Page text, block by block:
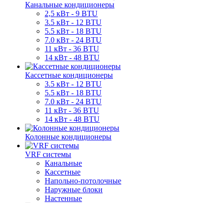
Канальные кондиционеры
2,5 кВт - 9 BTU
3.5 кВт - 12 BTU
5.5 кВт - 18 BTU
7.0 кВт - 24 BTU
11 кВт - 36 BTU
14 кВт - 48 BTU
Кассетные кондиционеры
3.5 кВт - 12 BTU
5.5 кВт - 18 BTU
7.0 кВт - 24 BTU
11 кВт - 36 BTU
14 кВт - 48 BTU
Колонные кондиционеры
VRF системы
Канальные
Кассетные
Напольно-потолочные
Наружные блоки
Настенные